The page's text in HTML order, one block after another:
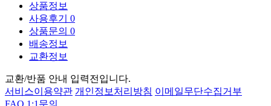
상품정보
사용후기 0
상품문의 0
배송정보
교환정보
교환/반품 안내 입력전입니다.
서비스이용약관 개인정보처리방침 이메일무단수집거부